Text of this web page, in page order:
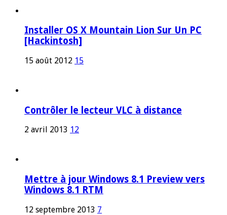
Installer OS X Mountain Lion Sur Un PC
[Hackintosh]
15 août 2012 15
Contrôler le lecteur VLC à distance
2 avril 2013 12
Mettre à jour Windows 8.1 Preview vers
Windows 8.1 RTM
12 septembre 2013 7